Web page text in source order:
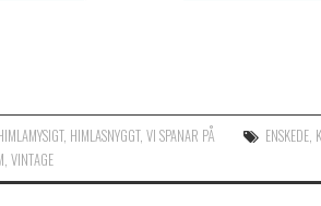
, HIMLASNYGGT,VI SPANAR PÅ ENSKEDE,
, VINTAGE